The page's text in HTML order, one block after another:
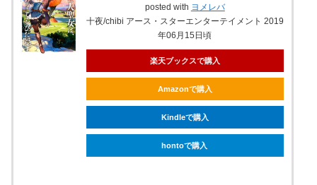
posted with ヨメレバ
十夜/chibi アース・スターエンターテイメント 2019
年06月15日頃
楽天ブックスで購入
Amazonで購入
Kindleで購入
hontoで購入